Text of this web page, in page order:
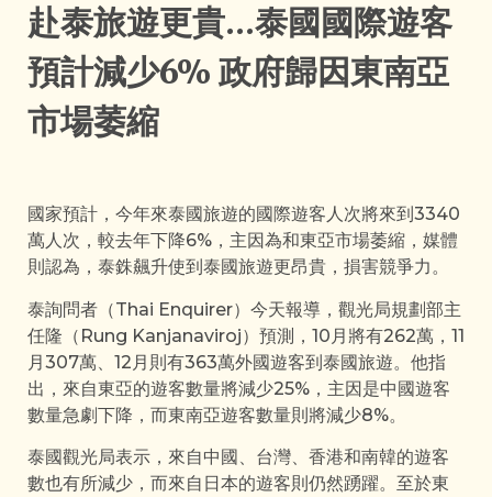
赴泰旅遊更貴…泰國國際遊客
預計減少6% 政府歸因東南亞
市場萎縮
國家預計，今年來泰國旅遊的國際遊客人次將來到3340
萬人次，較去年下降6%，主因為和東亞市場萎縮，媒體
則認為，泰銖飆升使到泰國旅遊更昂貴，損害競爭力。
泰詢問者（Thai Enquirer）今天報導，觀光局規劃部主
任隆（Rung Kanjanaviroj）預測，10月將有262萬，11
月307萬、12月則有363萬外國遊客到泰國旅遊。他指
出，來自東亞的遊客數量將減少25%，主因是中國遊客
數量急劇下降，而東南亞遊客數量則將減少8%。
泰國觀光局表示，來自中國、台灣、香港和南韓的遊客
數也有所減少，而來自日本的遊客則仍然踴躍。至於東